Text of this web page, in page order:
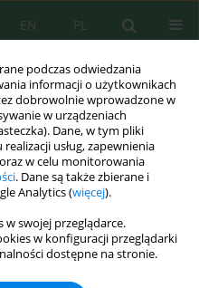
podczas odwiedzania
informacji o użytkownikach
dobrowolnie wprowadzone w
w urządzeniach
Dane, w tym pliki
usług, zapewnienia
w celu monitorowania
. Dane są także zbierane i
Analytics (więcej).
w swojej przeglądarce.
w konfiguracji przeglądarki
dostępne na stronie.
PL
EN
dry soil sieving
soil aggregate-
the influence of